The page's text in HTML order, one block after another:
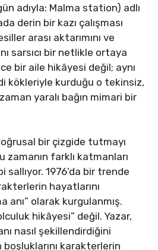
adıyla: Malma station) adlı
derin bir kazı çalışması
arası aktarımını ve
sarsıcı bir netlikle ortaya
bir aile hikâyesi değil; aynı
kökleriyle kurduğu o tekinsiz,
yaralı bağın mimari bir
bir çizgide tutmayı
zamanın farklı katmanları
sallıyor. 1976’da bir trende
hayatlarını
anı” olarak kurgulanmış.
hikâyesi” değil. Yazar,
nasıl şekillendirdiğini
karakterlerin